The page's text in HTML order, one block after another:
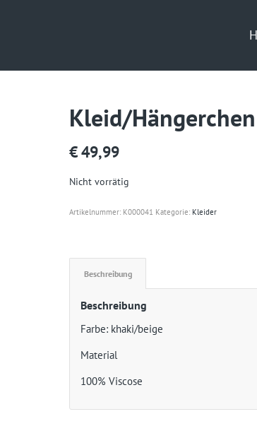
Kleid/
€49,99
Nicht vorrätig
Artikelnummer: K000041 Kategorie: Kleider
Beschreibung
Beschreibung
Farbe: khaki/beige
Material
100% Viscose